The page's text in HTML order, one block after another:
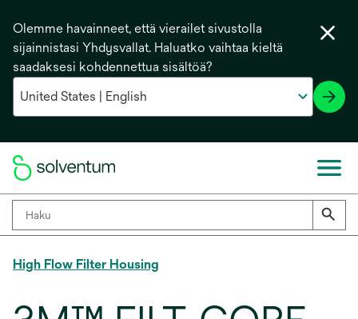
Olemme havainneet, että vierailet sivustolla
sijainnistasi Yhdysvallat. Haluatko vaihtaa kieltä
saadaksesi kohdennettua sisältöä?
High Flow Filter Housing